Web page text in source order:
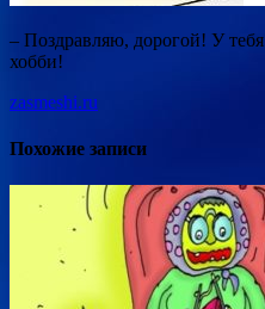
– Поздравляю, дорогой! У
хобби!
zasmeshi.ru
Похожие записи